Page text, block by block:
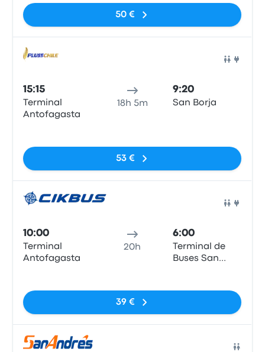
50 €
15:15
Terminal
Antofagasta
18h 5m
9:20
San Borja
53 €
10:00
Terminal
Antofagasta
20h
6:00
Terminal de
Buses San
39 €